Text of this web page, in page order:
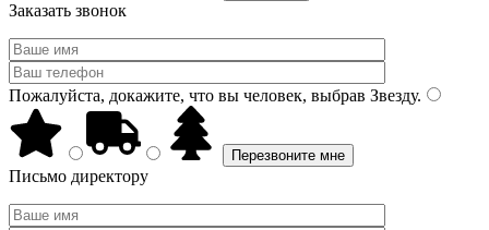
Заказать звонок
Пожалуйста, докажите, что вы человек, выбрав Звезду.
Письмо директору